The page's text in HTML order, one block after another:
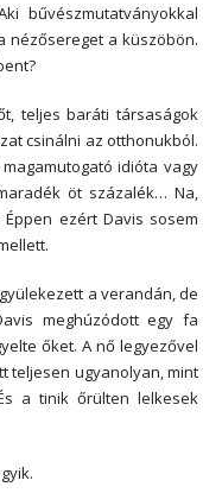
bűvészmutatványokkal
nézősereget a küszöbön.
teljes baráti társaságok
csinálni az otthonukból.
idióta vagy
öt százalék… Na,
ezért Davis sosem
a verandán, de
meghúzódott egy fa
őket. A nő legyezővel
teljesen ugyanolyan, mint
a tinik őrülten lelkesek